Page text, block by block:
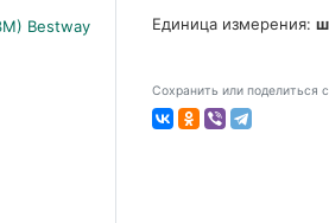
Единица измерения:
Сохранить или поделиться